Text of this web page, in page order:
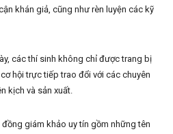
khán giả, cũng như rèn luyện các kỹ
các thí sinh không chỉ được trang bị
hội trực tiếp trao đổi với các chuyên
kịch và sản xuất.
giám khảo uy tín gồm những tên